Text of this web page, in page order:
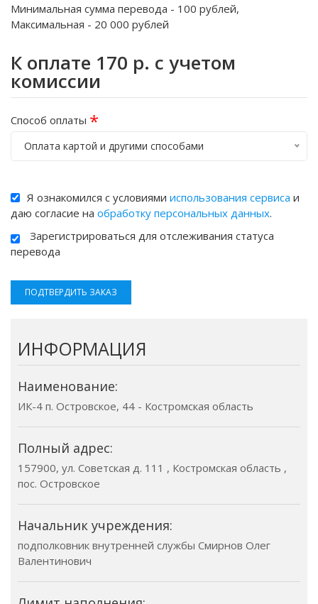
Минимальная сумма перевода - 100 рублей,
Максимальная - 20 000 рублей
К оплате 170 р. с учетом
комиссии
Способ оплаты *
Оплата картой и другими способами
Я ознакомился с условиями использования сервиса и
даю согласие на обработку персональных данных.
Зарегистрироваться для отслеживания статуса
перевода
ПОДТВЕРДИТЬ ЗАКАЗ
ИНФОРМАЦИЯ
Наименование:
ИК-4 п. Островское, 44 - Костромская область
Полный адрес:
157900, ул. Советская д. 111 , Костромская область ,
пос. Островское
Начальник учреждения:
подполковник внутренней службы Смирнов Олег
Валентинович